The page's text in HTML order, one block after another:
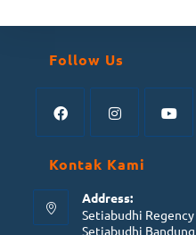
Follow Us
Kontak Kami
Address:
Setiabudhi Regency
Setiabudhi